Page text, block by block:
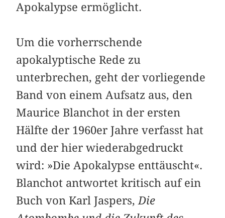
Apokalypse ermöglicht.
Um die vorherrschende
apokalyptische Rede zu
unterbrechen, geht der vorliegende
Band von einem Aufsatz aus, den
Maurice Blanchot in der ersten
Hälfte der 1960er Jahre verfasst hat
und der hier wiederabgedruckt
wird: »Die Apokalypse enttäuscht«.
Blanchot antwortet kritisch auf ein
Buch von Karl Jaspers,Die